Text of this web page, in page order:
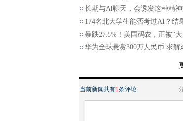
长期与AI聊天，会诱发这种精神
174名北大学生能否考过AI？结
暴跌27.5%！美国码农，正被“
华为全球悬赏300万人民币 求解
当前新闻共有1 条评论